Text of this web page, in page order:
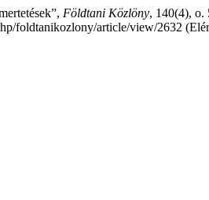
Földtani Közlöny, 140(4), o.
foldtanikozlony/article/view/2632